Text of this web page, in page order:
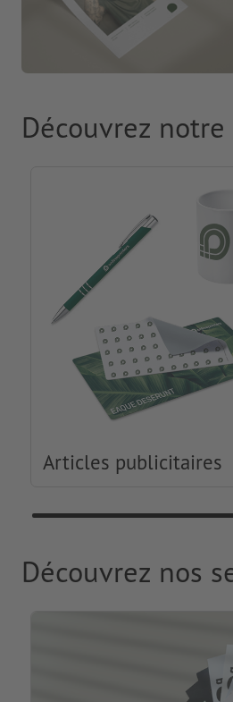
Découvrez
Articles publicitaires
Découvrez nos